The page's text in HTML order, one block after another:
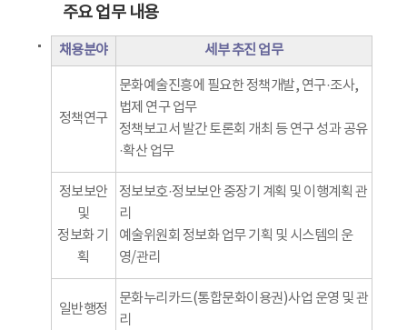
주요 업무 내용
채용분야 세부 추진 업무
정책연구
문화예술진흥에 필요한 정책개발, 연구·조사,
법제 연구 업무
정책보고서 발간 토론회 개최 등 연구 성과 공유
·확산 업무
정보보안
및
정보화 기
획
정보보호·정보보안 중장기 계획 및 이행계획 관
리
예술위원회 정보화 업무 기획 및 시스템의 운
영/관리
일반행정
문화누리카드(통합문화이용권)사업 운영 및 관
리